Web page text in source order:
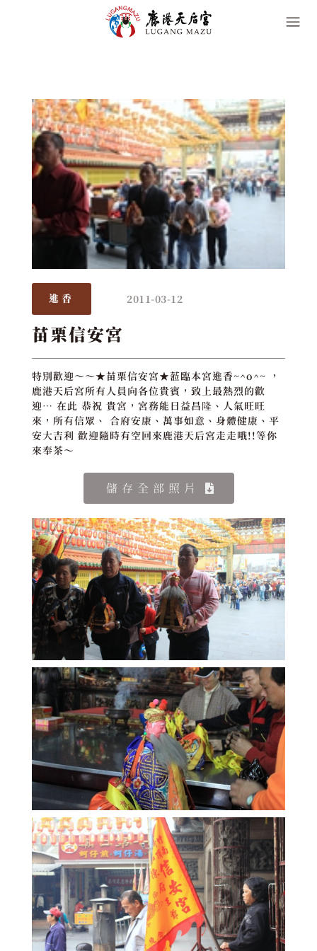
進香 2011-03-12
苗栗信安宮
特別歡迎～～★苗栗信安宮★蒞臨本宮進香~^o^~ ，
鹿港天后宮所有人員向各位貴賓，致上最熱烈的歡
迎… 在此 恭祝 貴宮，宮務能日益昌隆、人氣旺旺
來，所有信眾、 合府安康、萬事如意、身體健康、平
安大吉利 歡迎隨時有空回來鹿港天后宮走走哦!!等你
來奉茶～
儲存全部照片